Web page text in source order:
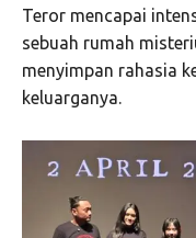
Teror mencapai
sebuah rumah
menyimpan rahasia
keluarganya.